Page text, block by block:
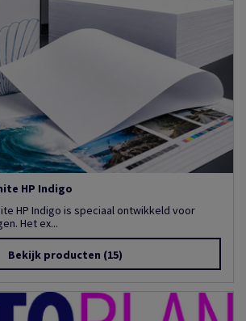
HP Indigo
HP Indigo is speciaal ontwikkeld voor
Het ex...
Bekijk producten (15)